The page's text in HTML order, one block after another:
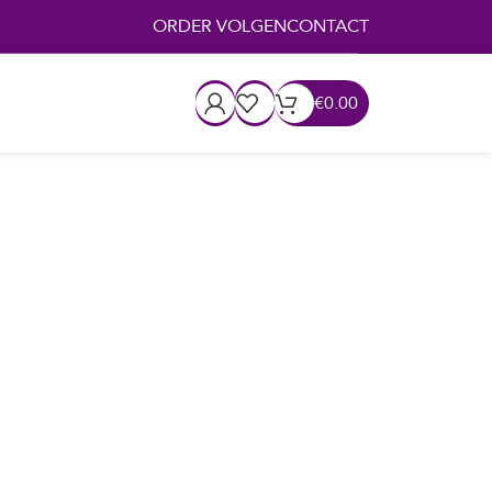
ORDER VOLGENCONTACT
€0.00